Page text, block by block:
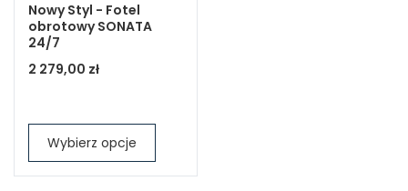
Nowy Styl - Fotel
obrotowy SONATA
24/7
2 279,00 zł
Wybierz opcje